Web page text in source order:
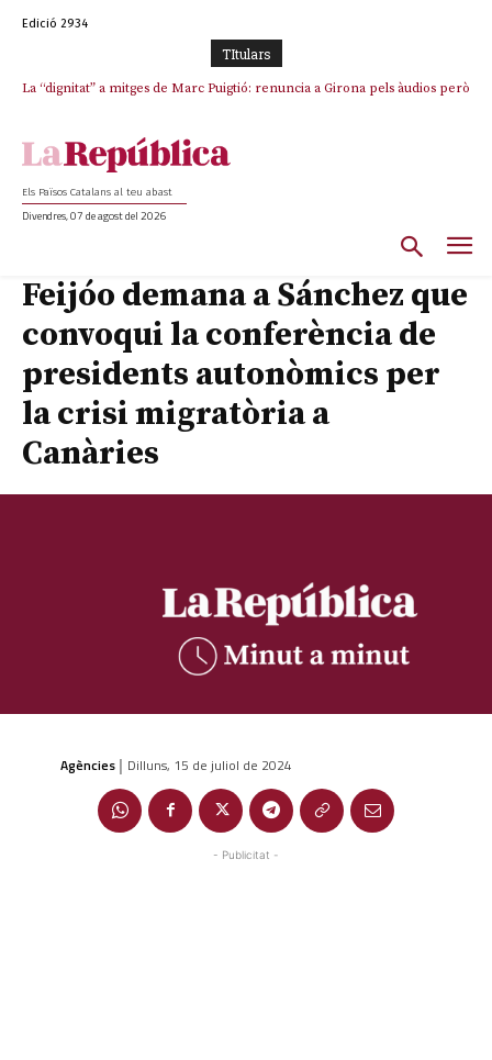
Edició 2934
TItulars
La “dignitat” a mitges de Marc Puigtió: renuncia a Girona pels àudios però
Els Països Catalans al teu abast
Divendres, 07 de agost del 2026
Feijóo demana a Sánchez que
convoqui la conferència de
presidents autonòmics per
la crisi migratòria a
Canàries
Agències | Dilluns, 15 de juliol de 2024
- Publicitat -